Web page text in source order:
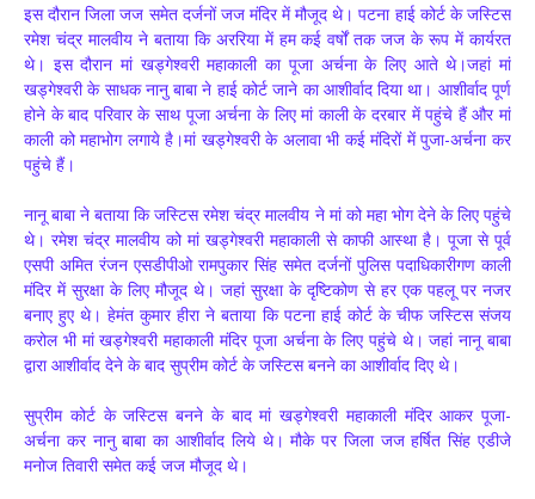
इस दौरान जिला जज समेत दर्जनों जज मंदिर में मौजूद थे। पटना हाई कोर्ट के जस्टिस
रमेश चंद्र मालवीय ने बताया कि अररिया में हम कई वर्षों तक जज के रूप में कार्यरत
थे। इस दौरान मां खड्गेश्वरी महाकाली का पूजा अर्चना के लिए आते थे।जहां मां
खड्गेश्वरी के साधक नानु बाबा ने हाई कोर्ट जाने का आशीर्वाद दिया था। आशीर्वाद पूर्ण
होने के बाद परिवार के साथ पूजा अर्चना के लिए मां काली के दरबार में पहुंचे हैं और मां
काली को महाभोग लगाये है।मां खड्गेश्वरी के अलावा भी कई मंदिरों में पुजा-अर्चना कर
पहुंचे हैं।
नानू बाबा ने बताया कि जस्टिस रमेश चंद्र मालवीय ने मां को महा भोग देने के लिए पहुंचे
थे। रमेश चंद्र मालवीय को मां खड्गेश्वरी महाकाली से काफी आस्था है। पूजा से पूर्व
एसपी अमित रंजन एसडीपीओ रामपुकार सिंह समेत दर्जनों पुलिस पदाधिकारीगण काली
मंदिर में सुरक्षा के लिए मौजूद थे। जहां सुरक्षा के दृष्टिकोण से हर एक पहलू पर नजर
बनाए हुए थे। हेमंत कुमार हीरा ने बताया कि पटना हाई कोर्ट के चीफ जस्टिस संजय
करोल भी मां खड्गेश्वरी महाकाली मंदिर पूजा अर्चना के लिए पहुंचे थे। जहां नानू बाबा
द्वारा आशीर्वाद देने के बाद सुप्रीम कोर्ट के जस्टिस बनने का आशीर्वाद दिए थे।
सुप्रीम कोर्ट के जस्टिस बनने के बाद मां खड्गेश्वरी महाकाली मंदिर आकर पूजा-
अर्चना कर नानु बाबा का आशीर्वाद लिये थे। मौके पर जिला जज हर्षित सिंह एडीजे
मनोज तिवारी समेत कई जज मौजूद थे।